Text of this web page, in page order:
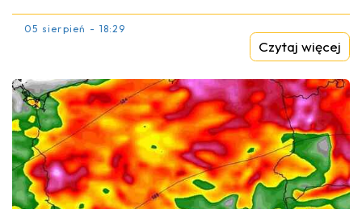
05 sierpień - 18:29
Czytaj więcej